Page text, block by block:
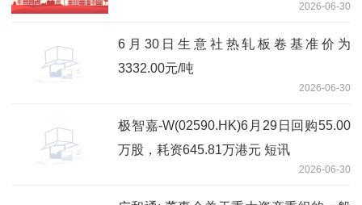
2026-06-30
6月30日生意社热轧板卷基准价为
3332.00元/吨
2026-06-30
极智嘉-W(02590.HK)6月29日回购55.00
万股，耗资645.81万港元 短讯
2026-06-30